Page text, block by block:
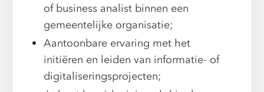
of business analist binnen een
gemeentelijke organisatie;
Aantoonbare ervaring met het
initiëren en leiden van informatie- of
digitaliseringsprojecten;